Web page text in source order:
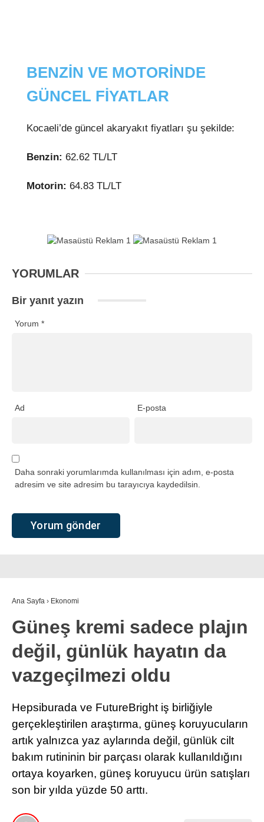
BENZİN VE MOTORİNDE
GÜNCEL FİYATLAR
Kocaeli’de güncel akaryakıt fiyatları şu şekilde:
Benzin: 62.62 TL/LT
Motorin: 64.83 TL/LT
YORUMLAR
Bir yanıt yazın
Yorum *
Ad E-posta
Daha sonraki yorumlarımda kullanılması için adım, e-posta
adresim ve site adresim bu tarayıcıya kaydedilsin.
Ana Sayfa › Ekonomi
Güneş kremi sadece plajın
değil, günlük hayatın da
vazgeçilmezi oldu
Hepsiburada ve FutureBright iş birliğiyle
gerçekleştirilen araştırma, güneş koruyucuların
artık yalnızca yaz aylarında değil, günlük cilt
bakım rutininin bir parçası olarak kullanıldığını
ortaya koyarken, güneş koruyucu ürün satışları
son bir yılda yüzde 50 arttı.